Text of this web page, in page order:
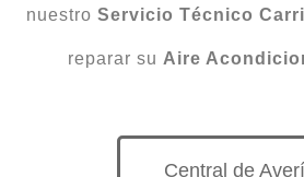
nuestro Servicio Técnico
reparar su Aire
Central de